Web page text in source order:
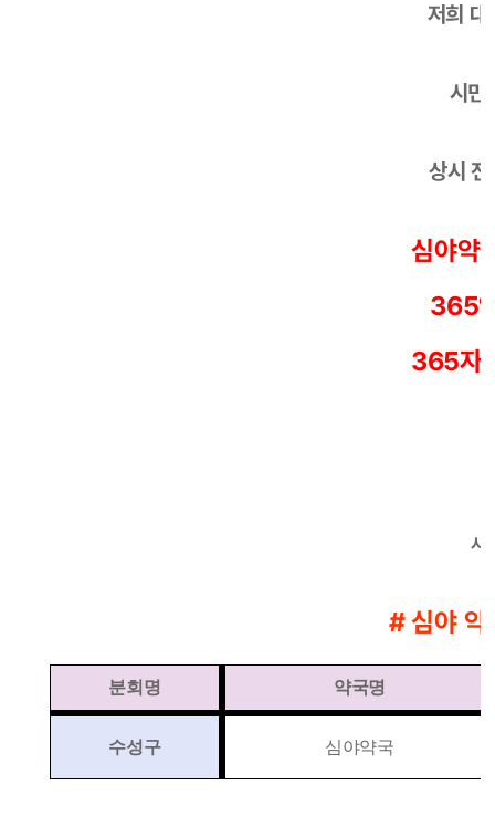
저희 대
시민
상시
심야약
365
365자
시
# 심야
분회명 약국명
수성구 심야약국